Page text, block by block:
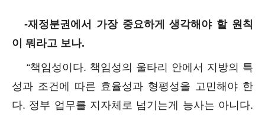
-재정분권에서 가장 중요하게 생각해야 할 원칙
이 뭐라고 보나.
“책임성이다. 책임성의 울타리 안에서 지방의 특
성과 조건에 따른 효율성과 형평성을 고민해야 한
다. 정부 업무를 지자체로 넘기는게 능사는 아니다.